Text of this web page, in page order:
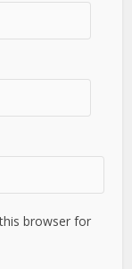
browser for